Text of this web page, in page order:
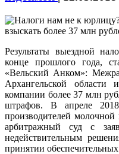
Результаты выездной
конце прошлого года,
«Вельский Анком»:
Архангельской
компании более 37 млн
штрафов. В апреле
производителей
арбитражный суд с
недействительным
принятии